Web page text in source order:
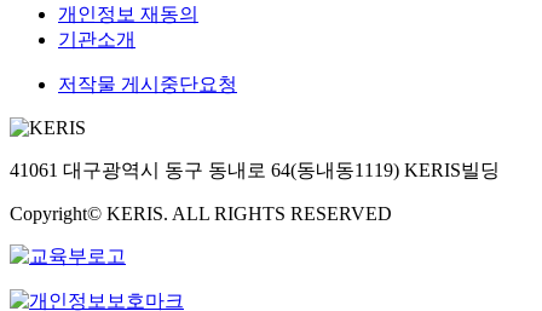
개인정보 재동의
기관소개
저작물 게시중단요청
41061 대구광역시 동구 동내로 64(동내동1119) KERIS빌딩
Copyright© KERIS. ALL RIGHTS RESERVED